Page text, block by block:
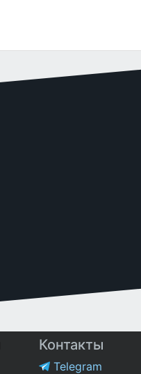
Контакты
Telegram